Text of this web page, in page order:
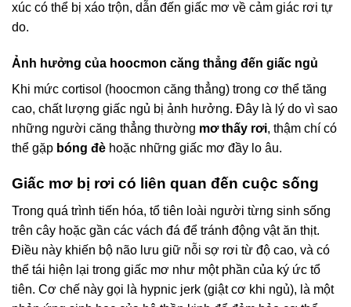
xúc có thể bị xáo trộn, dẫn đến giấc mơ về cảm giác rơi tự
do.
Ảnh hưởng của hoocmon căng thẳng đến giấc ngủ
Khi mức cortisol (hoocmon căng thẳng) trong cơ thể tăng
cao, chất lượng giấc ngủ bị ảnh hưởng. Đây là lý do vì sao
những người căng thẳng thường mơ thấy rơi, thậm chí có
thể gặp bóng đè hoặc những giấc mơ đầy lo âu.
Giấc mơ bị rơi có liên quan đến cuộc sống
Trong quá trình tiến hóa, tổ tiên loài người từng sinh sống
trên cây hoặc gần các vách đá để tránh động vật ăn thịt.
Điều này khiến bộ não lưu giữ nỗi sợ rơi từ độ cao, và có
thể tái hiện lại trong giấc mơ như một phần của ký ức tổ
tiên. Cơ chế này gọi là hypnic jerk (giật cơ khi ngủ), là một